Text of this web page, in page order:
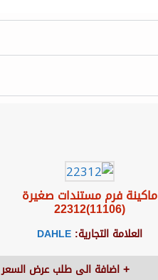
ماكينة فرم مستندات صغيرة
(11106)22312
العلامة التجارية:DAHLE
اضافة الى طلب عرض السعر